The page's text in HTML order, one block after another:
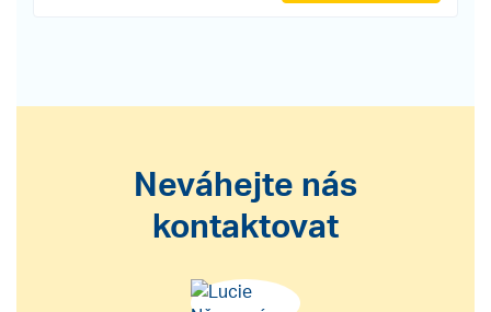
Neváhejte nás
kontaktovat